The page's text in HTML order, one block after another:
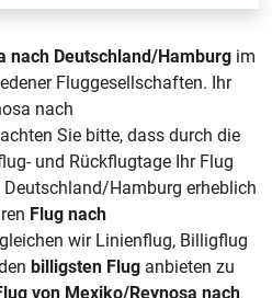
nach Deutschland/Hamburg im
Fluggesellschaften. Ihr
nach
Sie bitte, dass durch die
und Rückflugtage Ihr Flug
Hamburg erheblich
Flug nach
wir Linienflug, Billigflug
billigsten Flug anbieten zu
von Mexiko/Reynosa nach